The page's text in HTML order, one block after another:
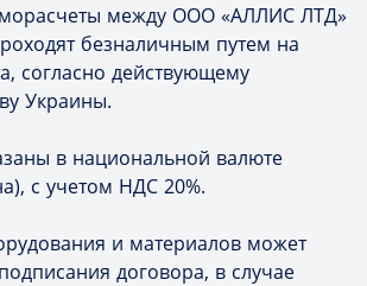
между ООО «АЛЛИС ЛТД»
безналичным путем на
согласно действующему
Украины.
в национальной валюте
с учетом НДС 20%.
и материалов может
договора, в случае